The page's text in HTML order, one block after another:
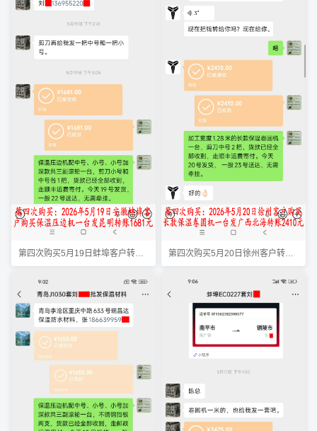
第四次购买5月19日蚌埠客户转账1681元 第四次购买5月20日徐州客户转账2410元